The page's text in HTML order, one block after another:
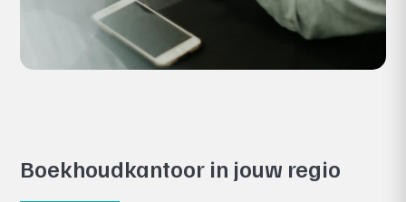
Boekhoudkantoor in jouw regio